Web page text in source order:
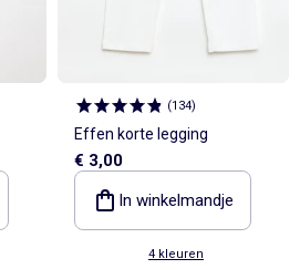
(134)
Effen korte legging
€ 3,00
In winkelmandje
4 kleuren